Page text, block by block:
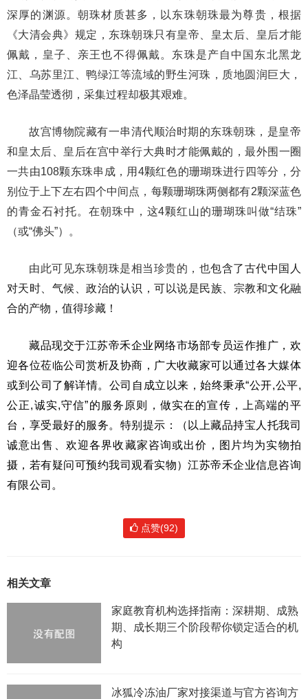
深厚的渊 源。朝珠材质甚多，以东珠朝珠最为尊贵，根据
《大清会典》规定，东珠朝珠只有皇帝、皇太 后、皇后才能
佩戴，皇子、亲王也不得佩戴。东珠是产自中国东北黑龙
江、乌苏里江、鸭绿江等流域的野生河珠，质地圆润巨大，
色泽晶莹透彻，采集过程却极其艰难。
故宫博物院藏有一串清代顺治时期的东珠朝珠，是皇帝
和皇太后、皇后在宫中举行大典时才能佩戴的，最外围一圈
一共由108颗东珠串成，用4颗红色的珊瑚珠进行四等分，分
别位于上下左右四个中间点，每颗珊瑚珠两侧都有2颗深蓝色
的青金石衬托。在朝珠中，这4颗红山的珊瑚珠叫做“结珠”
（或“佛头”）。
由此可见东珠朝珠是相当珍贵的，也包含了古代中国人
对天时、气候、政治的认识，可以说是民族、宗教和文化融
合的产物，值得珍藏！
藏品现交于江苏帝禾企业网络市场部专员运作推广，欢
迎各位莅临公司赏析及协商，广大收藏家可以通过各大媒体
或到公司了解详情。公司自成立以来，始终秉承“公开,公平,
公正,诚实,守信”的服务原则，做实在的宣传，上高端的平
台，享受最好的服务。特别提示：（以上藏品持宝人托我司
诚意出售、欢迎各界收藏家咨询或出价，图片均为实物拍
摄，若有疑问可预约我司观看实物）江苏帝禾企业信息咨询
有限公司。
点赞(92)
相关文章
家庭教育机构选择指南：深耕期、成熟
期、成长期三个阶段帮你锁定适合的机
构
冰狐冷冻油厂家对接渠道与官方咨询方